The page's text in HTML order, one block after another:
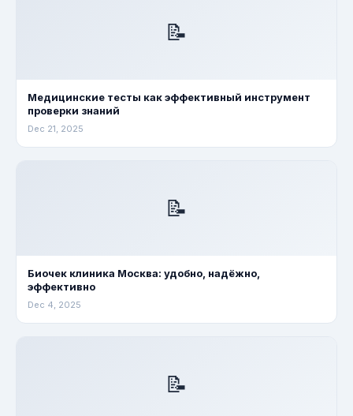
📝
Медицинские тесты как эффективный инструмент
проверки знаний
Dec 21, 2025
📝
Биочек клиника Москва: удобно, надёжно,
эффективно
Dec 4, 2025
📝